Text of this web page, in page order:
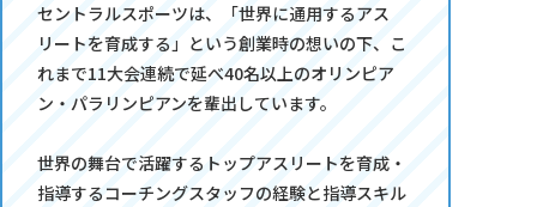
セントラルスポーツは、「世界に通用するアス
リートを育成する」という創業時の想いの下、こ
れまで11大会連続で延べ40名以上のオリンピア
ン・パラリンピアンを輩出しています。
世界の舞台で活躍するトップアスリートを育成・
指導するコーチングスタッフの経験と指導スキル